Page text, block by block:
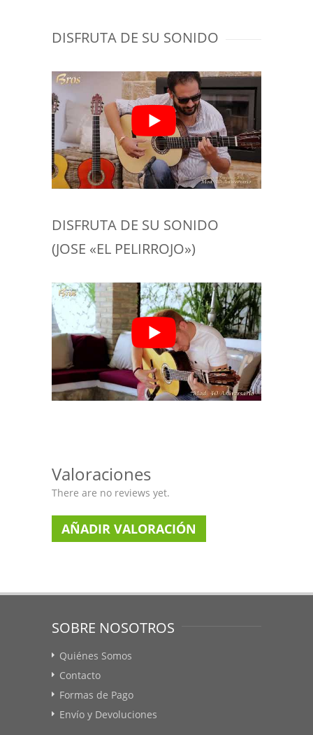
DISFRUTA DE SU SONIDO
DISFRUTA DE SU SONIDO
(JOSE «EL PELIRROJO»)
Valoraciones
There are no reviews yet.
AÑADIR VALORACIÓN
SOBRE NOSOTROS
Quiénes Somos
Contacto
Formas de Pago
Envío y Devoluciones